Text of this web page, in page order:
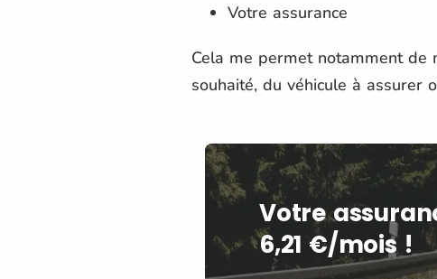
Votre assurance
Cela me permet notamment
souhaité, du véhicule à assurer
Votre
6,21 €/mois !